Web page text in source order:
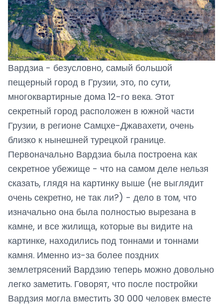
Вардзиа - безусловно, самый большой
пещерный город в Грузии, это, по сути,
многоквартирные дома 12-го века. Этот
секретный город расположен в южной части
Грузии, в регионе Самцхе-Джавахети, очень
близко к нынешней турецкой границе.
Первоначально Вардзиа была построена как
секретное убежище - что на самом деле нельзя
сказать, глядя на картинку выше (не выглядит
очень секретно, не так ли?) - дело в том, что
изначально она была полностью вырезана в
камне, и все жилища, которые вы видите на
картинке, находились под тоннами и тоннами
камня. Именно из-за более поздних
землетрясений Вардзию теперь можно довольно
легко заметить. Говорят, что после постройки
Вардзия могла вместить 30 000 человек вместе